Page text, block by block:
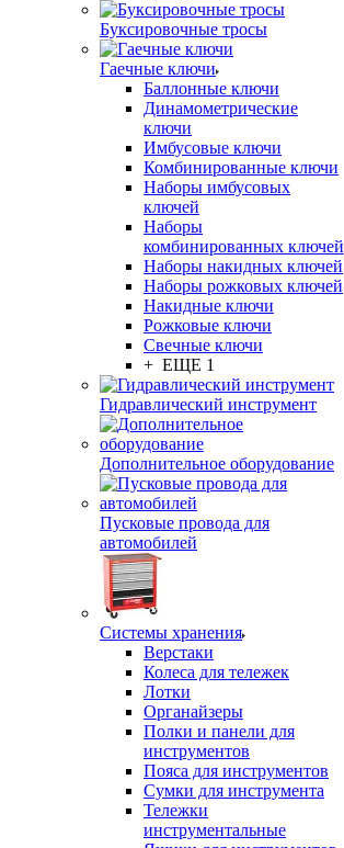
Буксировочные тросы
Гаечные ключи
Баллонные ключи
Динамометрические
ключи
Имбусовые ключи
Комбинированные ключи
Наборы имбусовых
ключей
Наборы
комбинированных ключей
Наборы накидных ключей
Наборы рожковых ключей
Накидные ключи
Рожковые ключи
Свечные ключи
+ ЕЩЕ 1
Гидравлический инструмент
Дополнительное оборудование
Пусковые провода для
автомобилей
Системы хранения
Верстаки
Колеса для тележек
Лотки
Органайзеры
Полки и панели для
инструментов
Пояса для инструментов
Сумки для инструмента
Тележки
инструментальные